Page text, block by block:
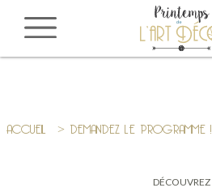
ACCUEIL > DEMANDEZ LE PROGRAMME !
DÉCOUVREZ